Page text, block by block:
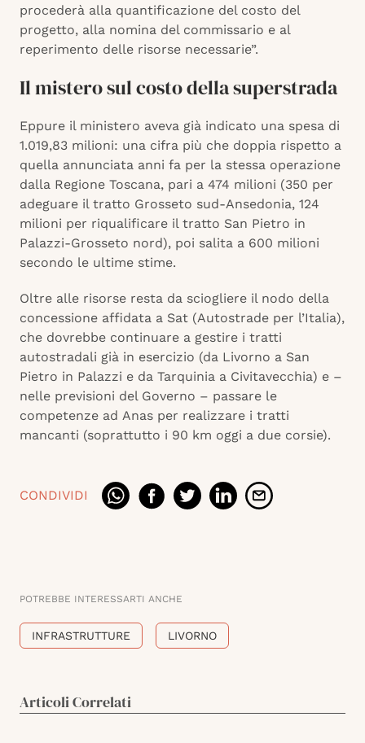
procederà alla quantificazione del costo del
progetto, alla nomina del commissario e al
reperimento delle risorse necessarie”.
Il mistero sul costo della superstrada
Eppure il ministero aveva già indicato una spesa di
1.019,83 milioni: una cifra più che doppia rispetto a
quella annunciata anni fa per la stessa operazione
dalla Regione Toscana, pari a 474 milioni (350 per
adeguare il tratto Grosseto sud-Ansedonia, 124
milioni per riqualificare il tratto San Pietro in
Palazzi-Grosseto nord), poi salita a 600 milioni
secondo le ultime stime.
Oltre alle risorse resta da sciogliere il nodo della
concessione affidata a Sat (Autostrade per l’Italia),
che dovrebbe continuare a gestire i tratti
autostradali già in esercizio (da Livorno a San
Pietro in Palazzi e da Tarquinia a Civitavecchia) e –
nelle previsioni del Governo – passare le
competenze ad Anas per realizzare i tratti
mancanti (soprattutto i 90 km oggi a due corsie).
CONDIVIDI
POTREBBE INTERESSARTI ANCHE
INFRASTRUTTURE LIVORNO
Articoli Correlati